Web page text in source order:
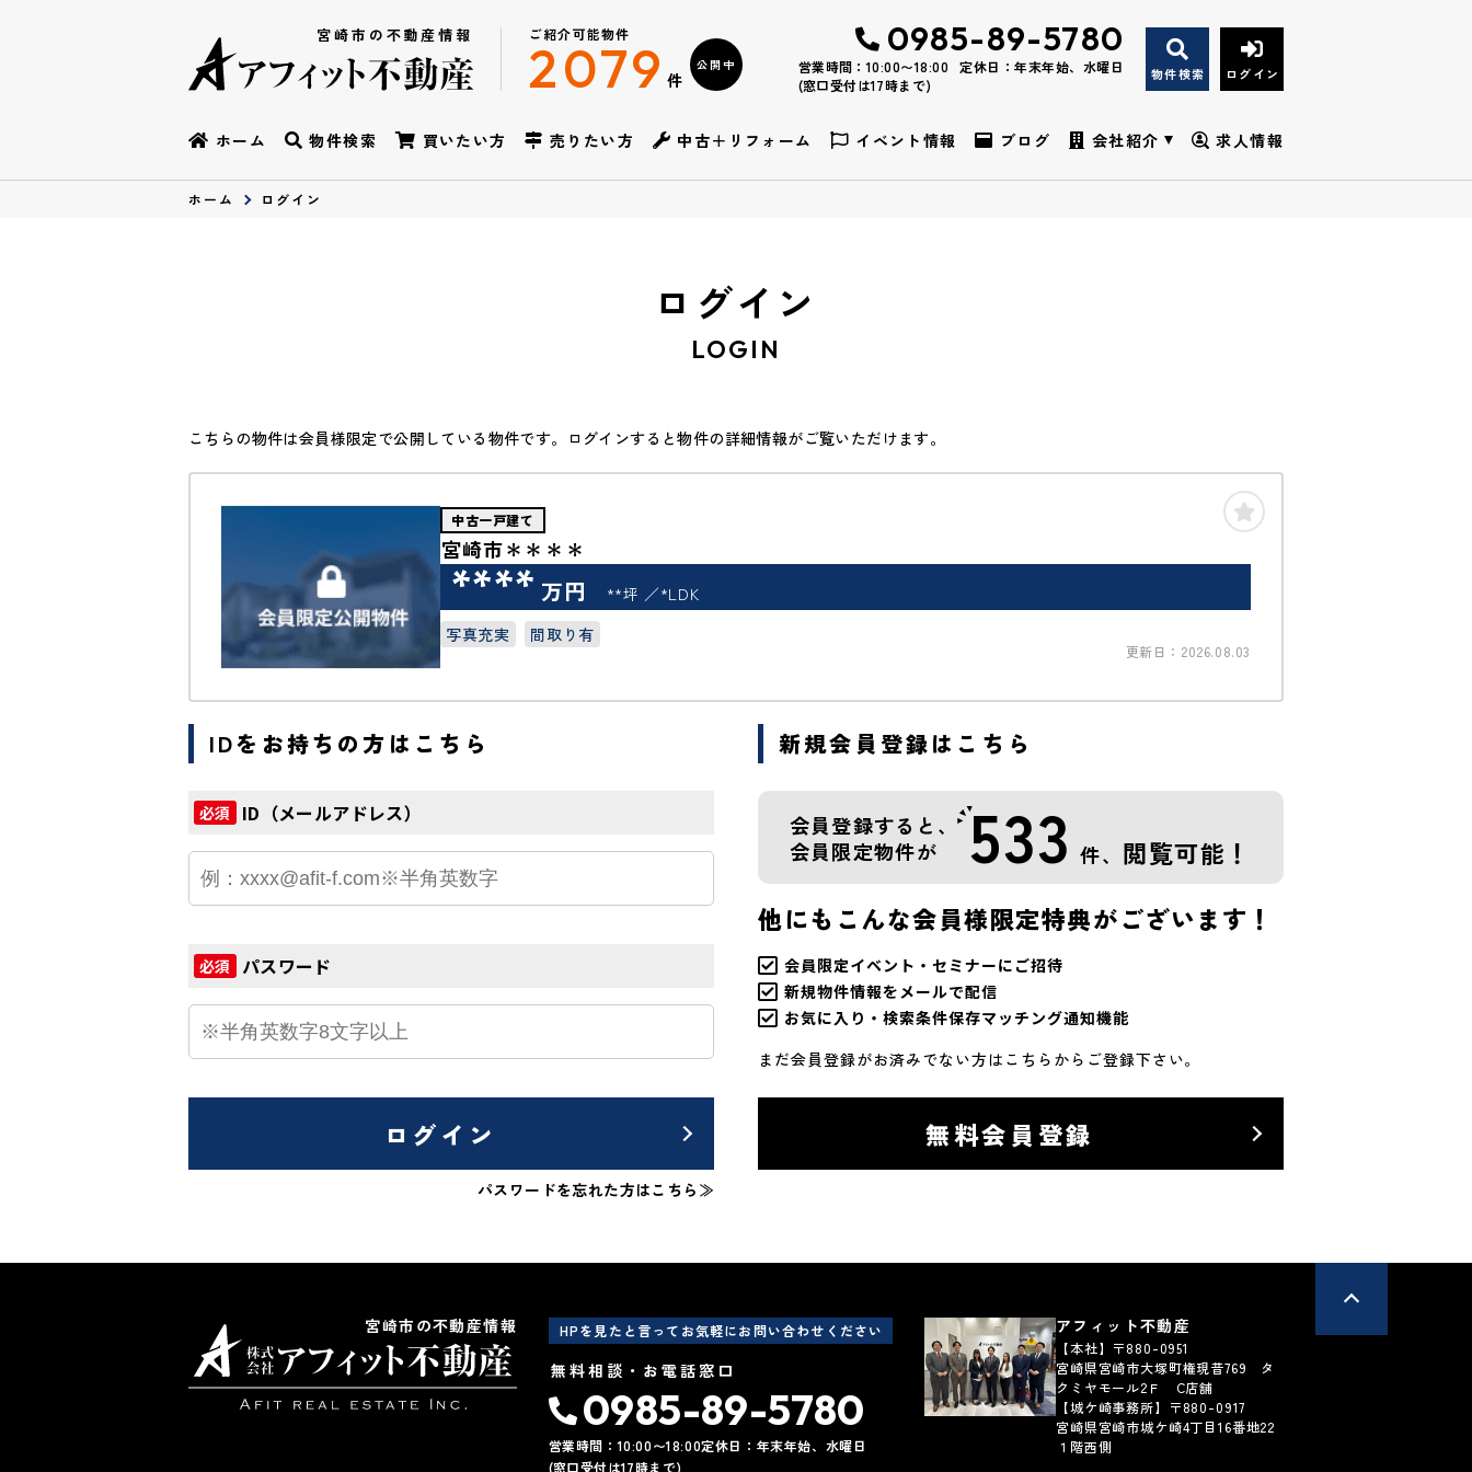
ご紹介可能物件
2079件
公開中
宮崎市の不動産情報 0985-89-5780
営業時間：10:00〜18:00
定休日：年末年始、水曜日
(窓口受付は17時まで)
物件検索 ログイン
ホーム 物件検索 買いたい方 売りたい方 中古＋リフォーム イベント情報 ブログ 会社紹介 求人情報
ホーム ログイン
ログイン
LOGIN
こちらの物件は会員様限定で公開している物件です。ログインすると物件の詳細情報がご覧いただけます。
中古一戸建て
宮崎市＊＊＊＊
**** 万円 **坪
*LDK
写真充実
間取り有
更新日：2026.08.03
IDをお持ちの方はこちら
必須 ID（メールアドレス）
必須 パスワード
ログイン
パスワードを忘れた方はこちら≫
新規会員登録はこちら
会員登録すると、
会員限定物件が
533 件、 閲覧可能！
他にもこんな会員様限定特典がございます！
会員限定イベント・セミナーにご招待
新規物件情報をメールで配信
お気に入り・検索条件保存マッチング通知機能
まだ会員登録がお済みでない方はこちらからご登録下さい。
無料会員登録
宮崎市の不動産情報 HPを見たと言ってお気軽にお問い合わせください
無料相談・お電話窓口
0985-89-5780
営業時間：10:00〜18:00定休日：年末年始、水曜日
(窓口受付は17時まで)
アフィット不動産
【本社】〒880-0951
宮崎県宮崎市大塚町権現昔769 タ
クミヤモール2Ｆ C店舗
【城ケ崎事務所】〒880-0917
宮崎県宮崎市城ケ崎4丁目16番地22
１階西側